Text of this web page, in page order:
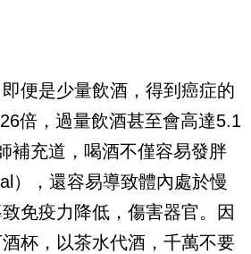
便是少量飲酒，得到癌症的
倍，過量飲酒甚至會高達5.1
補充道，喝酒不僅容易發胖
），還容易導致體內處於慢
免疫力降低，傷害器官。因
杯，以茶水代酒，千萬不要